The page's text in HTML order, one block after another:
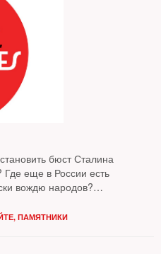
бюст Сталина
еще в России есть
вождю народов?
, ПАМЯТНИКИ